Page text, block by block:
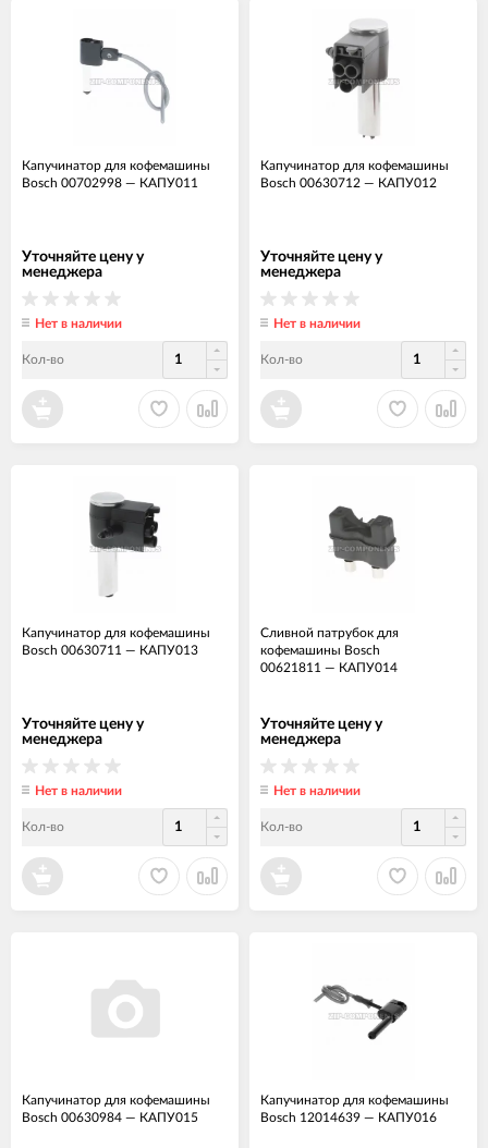
Капучинатор для кофемашины
Bosch 00702998 — КАПУ011
Уточняйте цену у
менеджера
Нет в наличии
Кол-во
Капучинатор для кофемашины
Bosch 00630712 — КАПУ012
Уточняйте цену у
менеджера
Нет в наличии
Кол-во
Капучинатор для кофемашины
Bosch 00630711 — КАПУ013
Уточняйте цену у
менеджера
Нет в наличии
Кол-во
Сливной патрубок для
кофемашины Bosch
00621811 — КАПУ014
Уточняйте цену у
менеджера
Нет в наличии
Кол-во
Капучинатор для кофемашины
Bosch 00630984 — КАПУ015
Капучинатор для кофемашины
Bosch 12014639 — КАПУ016